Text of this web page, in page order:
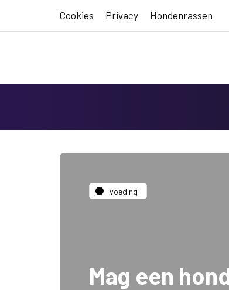
Cookies Privacy Hondenrassen
voeding
Mag een